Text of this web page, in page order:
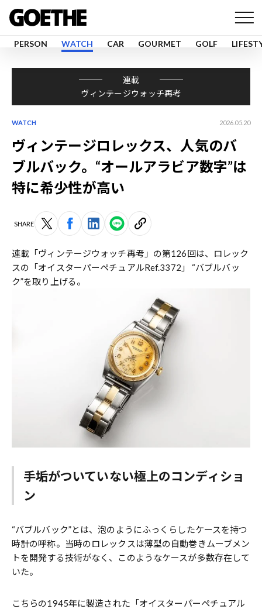
PERSON WATCH CAR GOURMET GOLF
連載
ヴィンテージウォッチ再考
WATCH 2026.05.20
ヴィンテージロレックス、人気のバ
ブルバック。“オールアラビア数字”は
特に希少性が高い
SHARE
連載「ヴィンテージウォッチ再考」の第126回は、ロレック
スの「オイスターパーペチュアルRef.3372」 “バブルバッ
ク”を取り上げる。
手垢がついていない極上のコンディショ
ン
“バブルバック”とは、泡のようにふっくらしたケースを持つ
時計の呼称。当時のロレックスは薄型の自動巻きムーブメン
トを開発する技術がなく、このようなケースが多数存在して
いた。
こちらの1945年に製造された「オイスターパーペチュアル